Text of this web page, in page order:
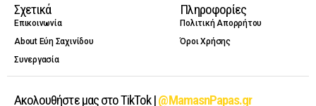
Σχετικά
Επικοινωνία
About Εύη Σαχινίδου
Συνεργασία
Πληροφορίες
Πολιτική Απορρήτου
Όροι Χρήσης
Ακολουθήστε μας στο TikTok |@MamasnPapas.gr